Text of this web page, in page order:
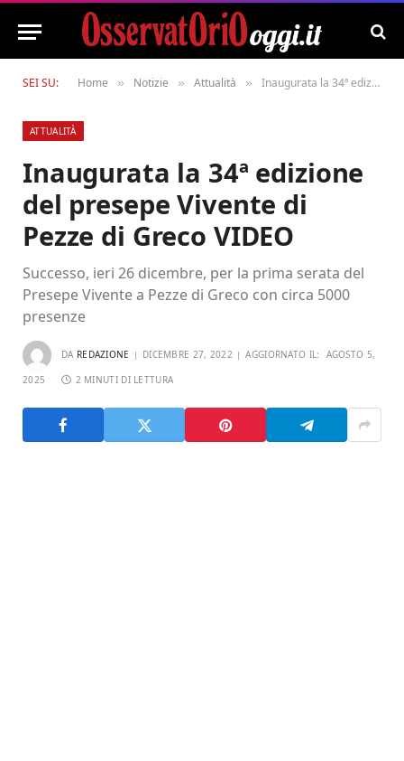
SEI SU: Home » Notizie » Attualità » Inaugurata la 34ª edizione del presepe Vivente di Pezze di Greco VIDEO
ATTUALITÀ
Inaugurata la 34ª edizione
del presepe Vivente di
Pezze di Greco VIDEO
Successo, ieri 26 dicembre, per la prima serata del
Presepe Vivente a Pezze di Greco con circa 5000
presenze
DA REDAZIONE DICEMBRE 27, 2022 AGGIORNATO IL: AGOSTO 5,
2025 2 MINUTI DI LETTURA